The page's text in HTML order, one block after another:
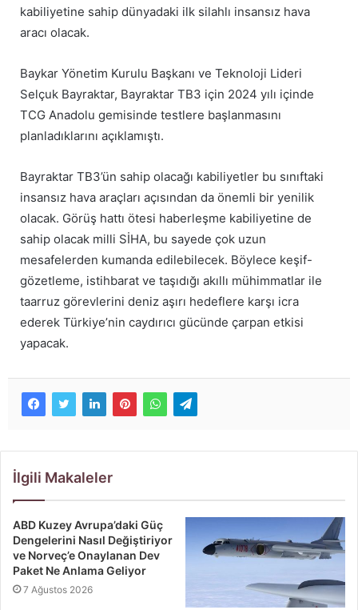
kabiliyetine sahip dünyadaki ilk silahlı insansız hava
aracı olacak.
Baykar Yönetim Kurulu Başkanı ve Teknoloji Lideri
Selçuk Bayraktar, Bayraktar TB3 için 2024 yılı içinde
TCG Anadolu gemisinde testlere başlanmasını
planladıklarını açıklamıştı.
Bayraktar TB3’ün sahip olacağı kabiliyetler bu sınıftaki
insansız hava araçları açısından da önemli bir yenilik
olacak. Görüş hattı ötesi haberleşme kabiliyetine de
sahip olacak milli SİHA, bu sayede çok uzun
mesafelerden kumanda edilebilecek. Böylece keşif-
gözetleme, istihbarat ve taşıdığı akıllı mühimmatlar ile
taarruz görevlerini deniz aşırı hedeflere karşı icra
ederek Türkiye’nin caydırıcı gücünde çarpan etkisi
yapacak.
İlgili Makaleler
ABD Kuzey Avrupa’daki Güç
Dengelerini Nasıl Değiştiriyor
ve Norveç’e Onaylanan Dev
Paket Ne Anlama Geliyor
7 Ağustos 2026